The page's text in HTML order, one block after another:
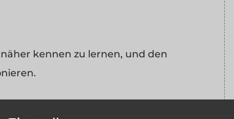
kennen zu lernen, und den